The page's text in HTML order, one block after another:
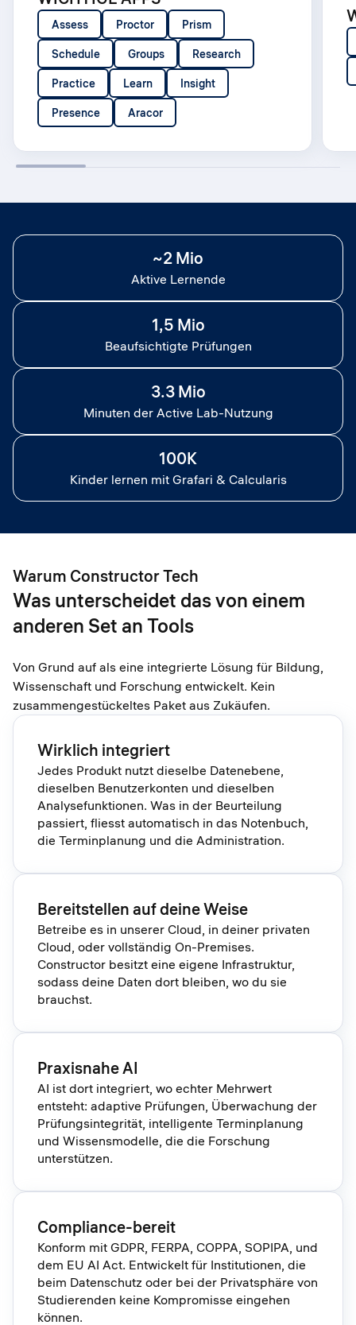
Assess Proctor Prism
Schedule Groups Research
Practice Learn Insight
Presence Aracor
~2 Mio
Aktive Lernende
1,5 Mio
Beaufsichtigte Prüfungen
3.3 Mio
Minuten der Active Lab-Nutzung
100K
Kinder lernen mit Grafari & Calcularis
Warum Constructor Tech
Was unterscheidet das von einem
anderen Set an Tools
Von Grund auf als eine integrierte Lösung für Bildung,
Wissenschaft und Forschung entwickelt. Kein
zusammengestückeltes Paket aus Zukäufen.
Wirklich integriert
Jedes Produkt nutzt dieselbe Datenebene,
dieselben Benutzerkonten und dieselben
Analysefunktionen. Was in der Beurteilung
passiert, fliesst automatisch in das Notenbuch,
die Terminplanung und die Administration.
Bereitstellen auf deine Weise
Betreibe es in unserer Cloud, in deiner privaten
Cloud, oder vollständig On-Premises.
Constructor besitzt eine eigene Infrastruktur,
sodass deine Daten dort bleiben, wo du sie
brauchst.
Praxisnahe AI
AI ist dort integriert, wo echter Mehrwert
entsteht: adaptive Prüfungen, Überwachung der
Prüfungsintegrität, intelligente Terminplanung
und Wissensmodelle, die die Forschung
unterstützen.
Compliance-bereit
Konform mit GDPR, FERPA, COPPA, SOPIPA, und
dem EU AI Act. Entwickelt für Institutionen, die
beim Datenschutz oder bei der Privatsphäre von
Studierenden keine Kompromisse eingehen
können.